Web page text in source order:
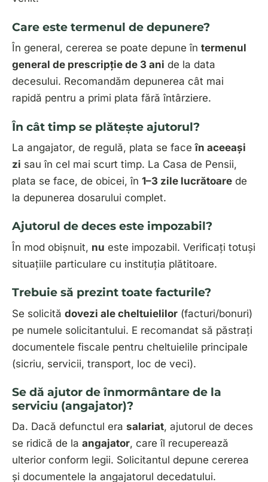
Care este termenul de depunere?
În general, cererea se poate depune în termenul
general de prescripție de 3 ani de la data
decesului. Recomandăm depunerea cât mai
rapidă pentru a primi plata fără întârziere.
În cât timp se plătește ajutorul?
La angajator, de regulă, plata se faceîn aceeași
zi sau în cel mai scurt timp. La Casa de Pensii,
plata se face, de obicei, în 1–3 zile lucrătoare de
la depunerea dosarului complet.
Ajutorul de deces este impozabil?
În mod obișnuit, nu este impozabil. Verificați totuși
situațiile particulare cu instituția plătitoare.
Trebuie să prezint toate facturile?
Se solicită dovezi ale cheltuielilor (facturi/bonuri)
pe numele solicitantului. E recomandat să păstrați
documentele fiscale pentru cheltuielile principale
(sicriu, servicii, transport, loc de veci).
Se dă ajutor de înmormântare de la
serviciu (angajator)?
Da. Dacă defunctul era salariat, ajutorul de deces
se ridică de la angajator, care îl recuperează
ulterior conform legii. Solicitantul depune cererea
și documentele la angajatorul decedatului.